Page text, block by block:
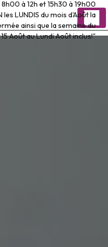
à 12h et 15h30 à 19h00
les LUNDIS du mois d'Août la
ainsi que la semaine du
Août au Lundi Août inclus!"